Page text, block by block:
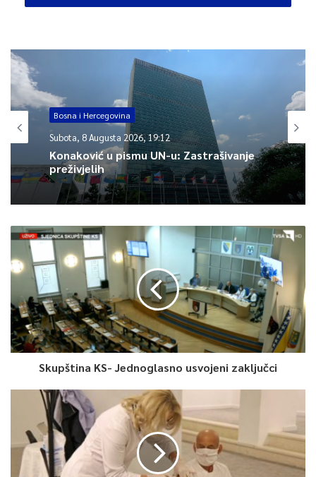
Svi pregovori išli su u smjeru da Federacija, kao RS, treba biti
građanska država brojnijeg naroda. Zato je bio, neću reći
fijasko, ali je propalo”, poručio je Čović.
Na kraju je poručio srpskom narodu u BiH da se nada da ih
nikad neće zadesiti ista sudbina kakva je zadesila Hrvate.
“Čuvajte Republiku Srpsku. Toliko ste emocija iznijeli ovdje da
vam svi mogu zavidjeti. Molim vas, ostavite dovoljno otvorena
zaštititi braneći je u institucijama BiH zaključio je predsjednik
HDZ-a.
0
Article Rating
Bosna i Hercegovina
Subota, 8 Augusta 2026, 19:12
Konaković u pismu UN-u: Zastrašivanje
preživjelih
Skupština KS- Jednoglasno usvojeni zaključci